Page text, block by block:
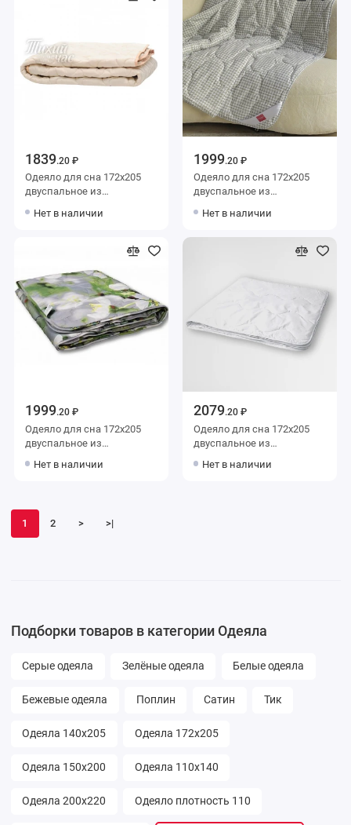
1839.20 ₽
Одеяло для сна 172х205
двуспальное из
шерсть овечья,
Нет в наличии
1999.20 ₽
Одеяло для сна 172х205
двуспальное из
силиконизированное
Нет в наличии
1999.20 ₽
Одеяло для сна 172х205
двуспальное из
шерсть овечья,
Нет в наличии
2079.20 ₽
Одеяло для сна 172х205
двуспальное из
шерсть овечья,
Нет в наличии
1 2 > >|
Подборки товаров в категории Одеяла
Серые одеяла Зелёные одеяла Белые одеяла
Бежевые одеяла Поплин Сатин Тик
Одеяла 140х205 Одеяла 172х205
Одеяла 150х200 Одеяла 110х140
Одеяла 200х220 Одеяло плотность 110